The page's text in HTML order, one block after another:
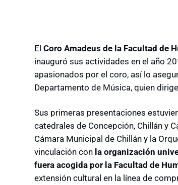
El Coro Amadeus de la Facultad de
inauguró sus actividades en el año
apasionados por el coro, así lo
Departamento de Música, quien
Sus primeras presentaciones
catedrales de Concepción, Chillán y
Cámara Municipal de Chillán y la
vinculación con la organización
fuera acogida por la Facultad de
extensión cultural en la línea de